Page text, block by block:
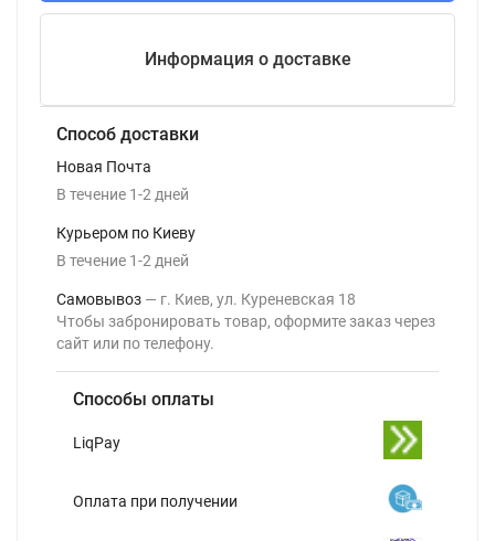
Информация о доставке
Способ доставки
Новая Почта
В течение 1-2дней
Курьером по Киеву
В течение 1-2дней
Самовывоз
г. Киев, ул. Куреневская 18
Чтобы забронировать товар, оформите заказ через
сайт или по телефону.
Способы оплаты
LiqPay
Оплата при получении